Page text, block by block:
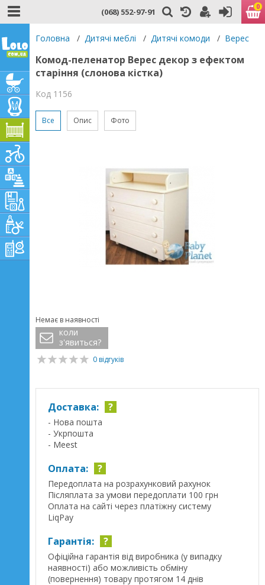
(068) 552-97-91 0
Головна / Дитячі меблі / Дитячі комоди / Верес
Комод-пеленатор Верес декор з ефектом
старіння (слонова кістка)
Код 1156
Все Опис Фото
Немає в наявності
коли
з'явиться?
0 відгуків
Доставка: ?
- Нова пошта
- Укрпошта
- Meest
Оплата: ?
Передоплата на розрахунковий рахунок
Післяплата за умови передоплати 100 грн
Оплата на сайті через платіжну систему
LiqPay
Гарантія: ?
Офіційна гарантія від виробника (у випадку
наявності) або можливість обміну
(повернення) товару протягом 14 днів